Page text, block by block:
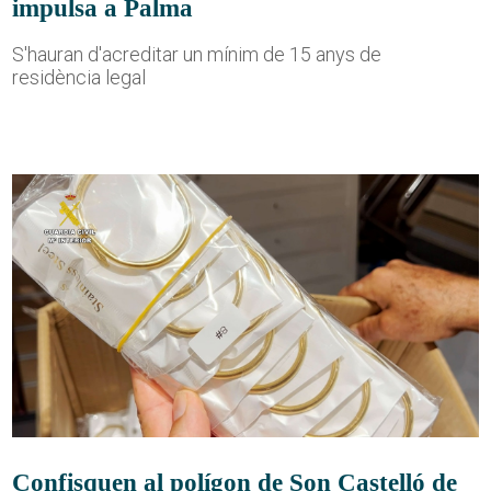
impulsa a Palma
S'hauran d'acreditar un mínim de 15 anys de
residència legal
Confisquen al polígon de Son Castelló de